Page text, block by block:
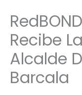
Recibe
Alcalde
Barcala